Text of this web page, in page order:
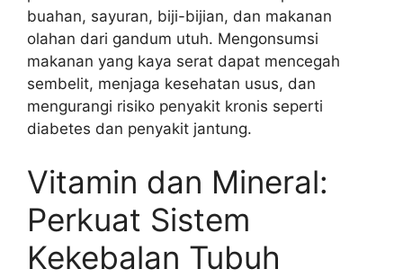
buahan, sayuran, biji-bijian, dan makanan
olahan dari gandum utuh. Mengonsumsi
makanan yang kaya serat dapat mencegah
sembelit, menjaga kesehatan usus, dan
mengurangi risiko penyakit kronis seperti
diabetes dan penyakit jantung.
Vitamin dan Mineral:
Perkuat Sistem
Kekebalan Tubuh